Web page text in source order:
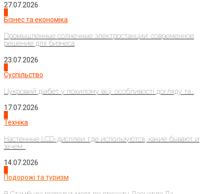
27.07.2026
Бізнес та економіка
Промышленные солнечные электростанции: современное
решение для бизнеса
23.07.2026
Суспільство
Цукровий діабет у похилому віці: особливості догляду та...
17.07.2026
Техніка
Настенные LCD-дисплеи: где используются, какие бывают и
зачем...
14.07.2026
Подорожі та туризм